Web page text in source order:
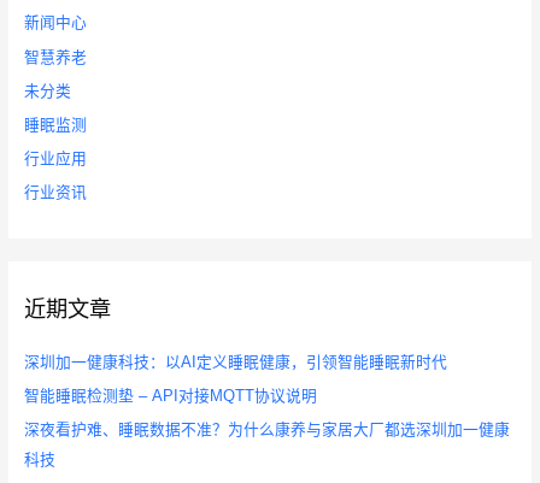
新闻中心
智慧养老
未分类
睡眠监测
行业应用
行业资讯
近期文章
深圳加一健康科技：以AI定义睡眠健康，引领智能睡眠新时代
智能睡眠检测垫 – API对接MQTT协议说明
深夜看护难、睡眠数据不准？为什么康养与家居大厂都选深圳加一健康
科技